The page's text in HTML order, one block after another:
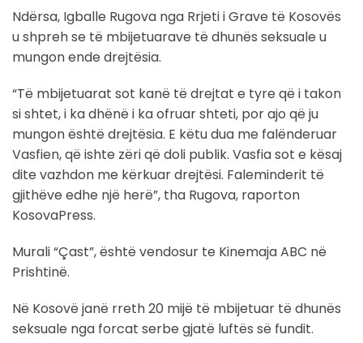
Ndërsa, Igballe Rugova nga Rrjeti i Grave të Kosovës
u shpreh se të mbijetuarave të dhunës seksuale u
mungon ende drejtësia.
“Të mbijetuarat sot kanë të drejtat e tyre që i takon
si shtet, i ka dhënë i ka ofruar shteti, por ajo që ju
mungon është drejtësia. E këtu dua me falënderuar
Vasfien, që ishte zëri që doli publik. Vasfia sot e kësaj
dite vazhdon me kërkuar drejtësi. Faleminderit të
gjithëve edhe një herë”, tha Rugova, raporton
KosovaPress.
Murali “Çast”, është vendosur te Kinemaja ABC në
Prishtinë.
Në Kosovë janë rreth 20 mijë të mbijetuar të dhunës
seksuale nga forcat serbe gjatë luftës së fundit.